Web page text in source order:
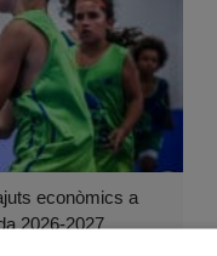
econòmics a
2026-2027